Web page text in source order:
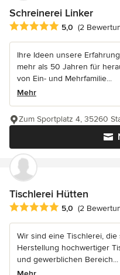
Schreinerei Linker
Durchschnittliche
5,0 (2
Ihre Ideen unsere
mehr als 50 Jahren für
von Ein- und Mehrfamilie...
Mehr
Zum Sportplatz 4, 35260
Tischlerei Hütten
Durchschnittliche
5,0 (2
Wir sind eine Tischlerei,
Herstellung hochwertiger
und gewerblichen Bereich...